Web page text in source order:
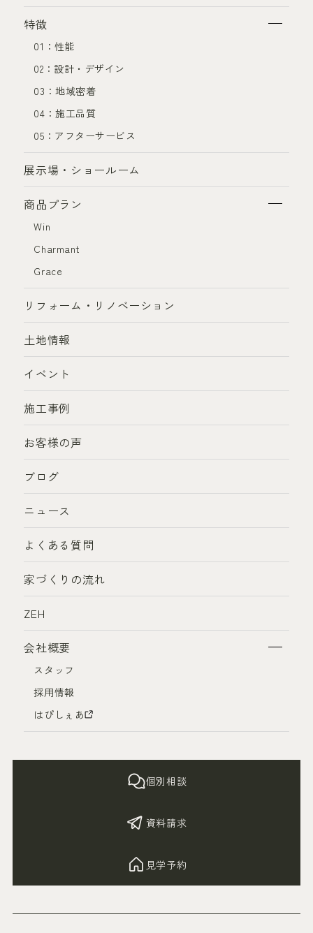
個別相談
資料請求
見学予約
特徴
01：性能
02：設計・デザイン
03：地域密着
04：施工品質
05：アフターサービス
展示場・ショールーム
商品プラン
Win
Charmant
Grace
リフォーム・リノベーション
土地情報
イベント
施工事例
お客様の声
ブログ
ニュース
よくある質問
家づくりの流れ
ZEH
会社概要
スタッフ
採用情報
はぴしぇあ